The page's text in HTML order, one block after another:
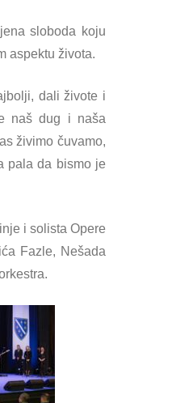
sloboda koju
aspektu života.
dali živote i
naš dug i naša
živimo čuvamo,
pala da bismo je
i solista Opere
Fazle, Nešada